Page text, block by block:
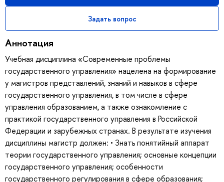
Задать вопрос
Аннотация
Учебная дисциплина «Современные проблемы
государственного управления» нацелена на формирование
у магистров представлений, знаний и навыков в сфере
государственного управления, в том числе в сфере
управления образованием, а также ознакомление с
практикой государственного управления в Российской
Федерации и зарубежных странах. В результате изучения
дисциплины магистр должен: • Знать понятийный аппарат
теории государственного управления; основные концепции
государственного управления; особенности
государственного регулирования в сфере образования;